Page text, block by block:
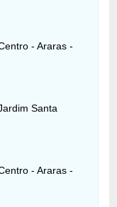
- Araras -
Santa
- Araras -